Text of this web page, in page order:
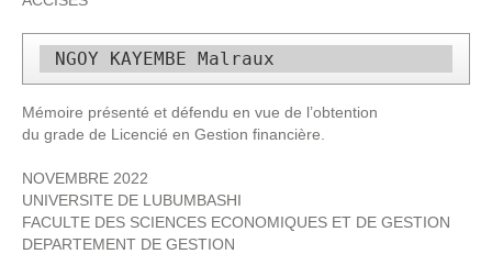
NGOY KAYEMBE Malraux
Mémoire présenté et défendu en vue de l’obtention
du grade de Licencié en Gestion financière.
NOVEMBRE 2022
UNIVERSITE DE LUBUMBASHI
FACULTE DES SCIENCES ECONOMIQUES ET DE GESTION
DEPARTEMENT DE GESTION